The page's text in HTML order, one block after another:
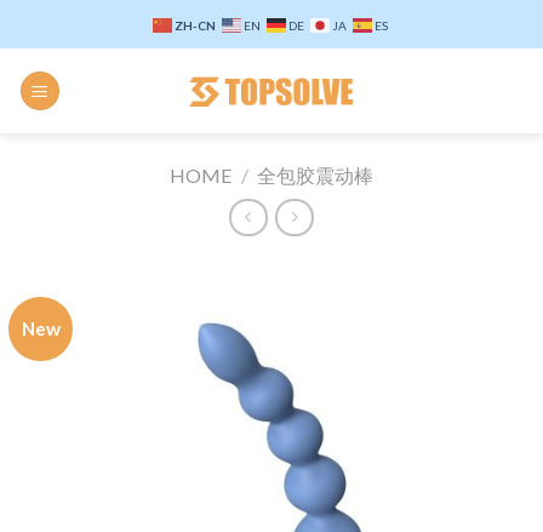
to
content
ZH-CN EN DE JA ES
HOME / 全包胶震动棒
New